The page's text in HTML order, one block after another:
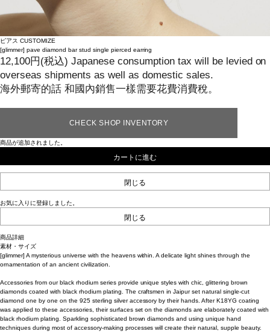
ピアス CUSTOMIZE
[glimmer] pave diamond bar stud single pierced earring
12,100円 (税込) Japanese consumption tax will be levied on
overseas shipments as well as domestic sales.
海外郵寄的話 和國內銷售一樣需要花費消費稅。
CHECK SHOP INVENTORY
商品が追加されました。
カートに進む
閉じる
お気に入りに登録しました。
閉じる
商品詳細
素材・サイズ
[glimmer] A mysterious universe with the heavens within. A delicate light shines through the
ornamentation of an ancient civilization.
Accessories from our black rhodium series provide unique styles with chic, glittering brown
diamonds coated with black rhodium plating. The craftsmen in Jaipur set natural single-cut
diamond one by one on the 925 sterling silver accessory by their hands. After K18YG coating
was applied to these accessories, their surfaces set on the diamonds are elaborately coated with
black rhodium plating. Sparkling sophisticated brown diamonds and using unique hand
techniques during most of accessory-making processes will create their natural, supple beauty.